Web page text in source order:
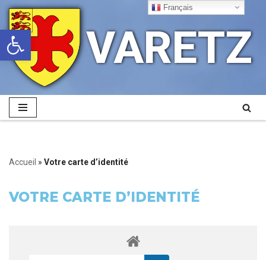
Ouvrir la barre d’outils
Aller
au
contenu
VARETZ
Accueil » Votre carte d’identité
VOTRE CARTE D’IDENTITÉ
Français